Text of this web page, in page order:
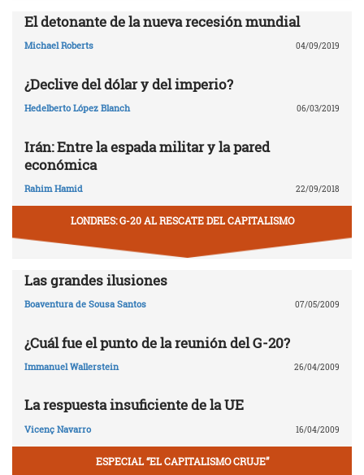
El detonante de la nueva recesión mundial
Michael Roberts 04/09/2019
¿Declive del dólar y del imperio?
Hedelberto López Blanch 06/03/2019
Irán: Entre la espada militar y la pared
económica
Rahim Hamid 22/09/2018
LONDRES: G-20 AL RESCATE DEL CAPITALISMO
Las grandes ilusiones
Boaventura de Sousa Santos 07/05/2009
¿Cuál fue el punto de la reunión del G-20?
Immanuel Wallerstein 26/04/2009
La respuesta insuficiente de la UE
Vicenç Navarro 16/04/2009
ESPECIAL “EL CAPITALISMO CRUJE”